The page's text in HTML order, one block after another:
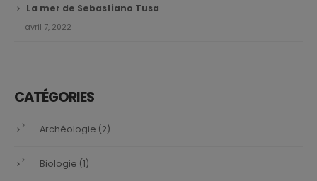
La mer de Sebastiano Tusa
avril 7, 2022
CATÉGORIES
Archéologie (2)
Biologie (1)